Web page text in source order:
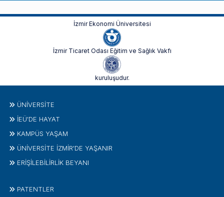
İzmir Ekonomi Üniversitesi
İzmir Ticaret Odası Eğitim ve Sağlık Vakfı
kuruluşudur.
ÜNIVERSITE
İEÜ'DE HAYAT
KAMPÜS YAŞAM
ÜNİVERSİTE İZMİR'DE YAŞANIR
ERİŞİLEBİLİRLİK BEYANI
PATENTLER